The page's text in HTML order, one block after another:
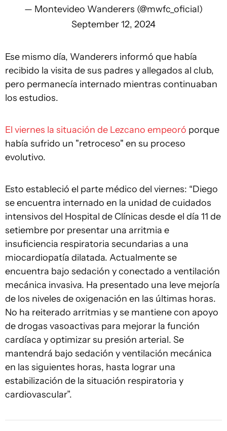
— Montevideo Wanderers (@mwfc_oficial)
September 12, 2024
Ese mismo día, Wanderers informó que había
recibido la visita de sus padres y allegados al club,
pero permanecía internado mientras continuaban
los estudios.
El viernes la situación de Lezcano empeoró porque
había sufrido un "retroceso" en su proceso
evolutivo.
Esto estableció el parte médico del viernes: “Diego
se encuentra internado en la unidad de cuidados
intensivos del Hospital de Clínicas desde el día 11 de
setiembre por presentar una arritmia e
insuficiencia respiratoria secundarias a una
miocardiopatía dilatada. Actualmente se
encuentra bajo sedación y conectado a ventilación
mecánica invasiva. Ha presentado una leve mejoría
de los niveles de oxigenación en las últimas horas.
No ha reiterado arritmias y se mantiene con apoyo
de drogas vasoactivas para mejorar la función
cardíaca y optimizar su presión arterial. Se
mantendrá bajo sedación y ventilación mecánica
en las siguientes horas, hasta lograr una
estabilización de la situación respiratoria y
cardiovascular”.